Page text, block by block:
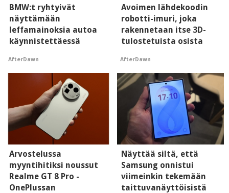
BMW:t ryhtyivät
näyttämään
leffamainoksia autoa
käynnistettäessä
AfterDawn
Avoimen lähdekoodin
robotti-imuri, joka
rakennetaan itse 3D-
tulostetuista osista
AfterDawn
Arvostelussa
myyntihitiksi noussut
Realme GT 8 Pro -
OnePlussan
Näyttää siltä, että
Samsung onnistui
viimeinkin tekemään
taittuvanäyttöisistä